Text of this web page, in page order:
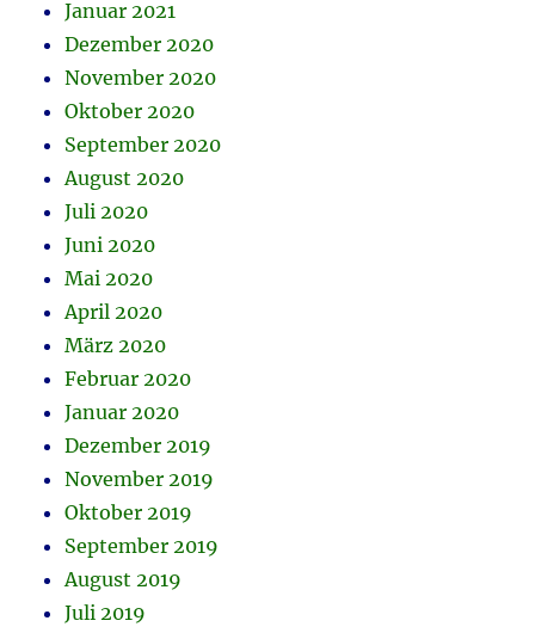
Januar 2021
Dezember 2020
November 2020
Oktober 2020
September 2020
August 2020
Juli 2020
Juni 2020
Mai 2020
April 2020
März 2020
Februar 2020
Januar 2020
Dezember 2019
November 2019
Oktober 2019
September 2019
August 2019
Juli 2019